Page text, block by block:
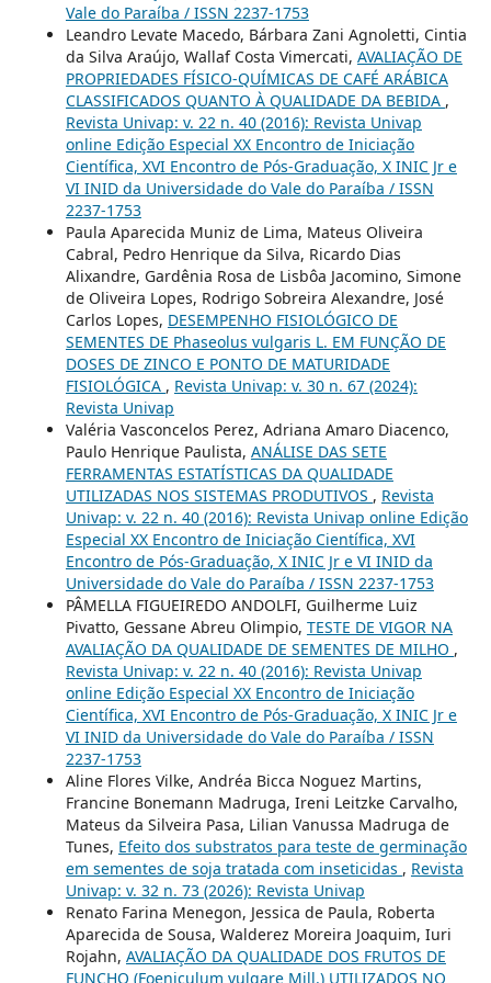
Vale do Paraíba / ISSN 2237-1753
Leandro Levate Macedo, Bárbara Zani Agnoletti, Cintia
da Silva Araújo, Wallaf Costa Vimercati, AVALIAÇÃO DE
PROPRIEDADES FÍSICO-QUÍMICAS DE CAFÉ ARÁBICA
CLASSIFICADOS QUANTO À QUALIDADE DA BEBIDA ,
Revista Univap: v. 22 n. 40 (2016): Revista Univap
online Edição Especial XX Encontro de Iniciação
Científica, XVI Encontro de Pós-Graduação, X INIC Jr e
VI INID da Universidade do Vale do Paraíba / ISSN
2237-1753
Paula Aparecida Muniz de Lima, Mateus Oliveira
Cabral, Pedro Henrique da Silva, Ricardo Dias
Alixandre, Gardênia Rosa de Lisbôa Jacomino, Simone
de Oliveira Lopes, Rodrigo Sobreira Alexandre, José
Carlos Lopes, DESEMPENHO FISIOLÓGICO DE
SEMENTES DE Phaseolus vulgaris L. EM FUNÇÃO DE
DOSES DE ZINCO E PONTO DE MATURIDADE
FISIOLÓGICA , Revista Univap: v. 30 n. 67 (2024):
Revista Univap
Valéria Vasconcelos Perez, Adriana Amaro Diacenco,
Paulo Henrique Paulista, ANÁLISE DAS SETE
FERRAMENTAS ESTATÍSTICAS DA QUALIDADE
UTILIZADAS NOS SISTEMAS PRODUTIVOS , Revista
Univap: v. 22 n. 40 (2016): Revista Univap online Edição
Especial XX Encontro de Iniciação Científica, XVI
Encontro de Pós-Graduação, X INIC Jr e VI INID da
Universidade do Vale do Paraíba / ISSN 2237-1753
PÂMELLA FIGUEIREDO ANDOLFI, Guilherme Luiz
Pivatto, Gessane Abreu Olimpio, TESTE DE VIGOR NA
AVALIAÇÃO DA QUALIDADE DE SEMENTES DE MILHO ,
Revista Univap: v. 22 n. 40 (2016): Revista Univap
online Edição Especial XX Encontro de Iniciação
Científica, XVI Encontro de Pós-Graduação, X INIC Jr e
VI INID da Universidade do Vale do Paraíba / ISSN
2237-1753
Aline Flores Vilke, Andréa Bicca Noguez Martins,
Francine Bonemann Madruga, Ireni Leitzke Carvalho,
Mateus da Silveira Pasa, Lilian Vanussa Madruga de
Tunes, Efeito dos substratos para teste de germinação
em sementes de soja tratada com inseticidas , Revista
Univap: v. 32 n. 73 (2026): Revista Univap
Renato Farina Menegon, Jessica de Paula, Roberta
Aparecida de Sousa, Walderez Moreira Joaquim, Iuri
Rojahn, AVALIAÇÃO DA QUALIDADE DOS FRUTOS DE
FUNCHO (Foeniculum vulgare Mill.) UTILIZADOS NO